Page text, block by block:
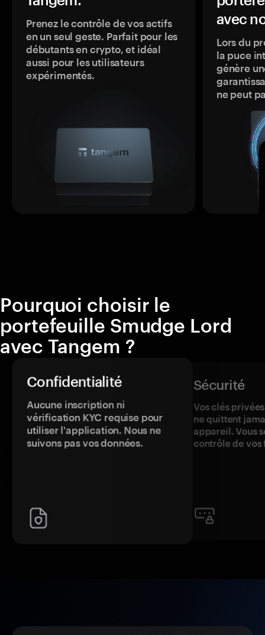
Prenez le contrôle de vos actifs
en un seul geste. Parfait pour les
débutants en crypto, et idéal
aussi pour les utilisateurs
expérimentés.
avec
Lors du
la puce
génère
ne peut
Pourquoi choisir le
portefeuille Smudge Lord
avec Tangem ?
Confidentialité
Aucune inscription ni
vérification KYC requise pour
utiliser l'application. Nous ne
suivons pas vos données.
Sécurité
Vos clés
ne quittent
appareil. Vous
contrôle de vos